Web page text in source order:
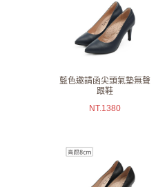
藍色邀請函尖頭氣墊無聲
跟鞋
NT.1380